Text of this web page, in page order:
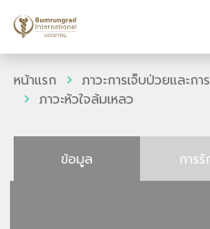
หน้าแรก ภาวะการเจ็บป่วยและกา
ภาวะหัวใจล้มเหลว
ข้อมูล การ